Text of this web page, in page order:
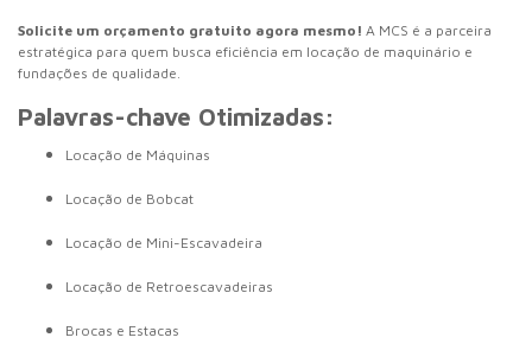
Solicite um orçamento gratuito agora mesmo! A MCS é a parceira
estratégica para quem busca eficiência em locação de maquinário e
fundações de qualidade.
Palavras-chave Otimizadas:
Locação de Máquinas
Locação de Bobcat
Locação de Mini-Escavadeira
Locação de Retroescavadeiras
Brocas e Estacas